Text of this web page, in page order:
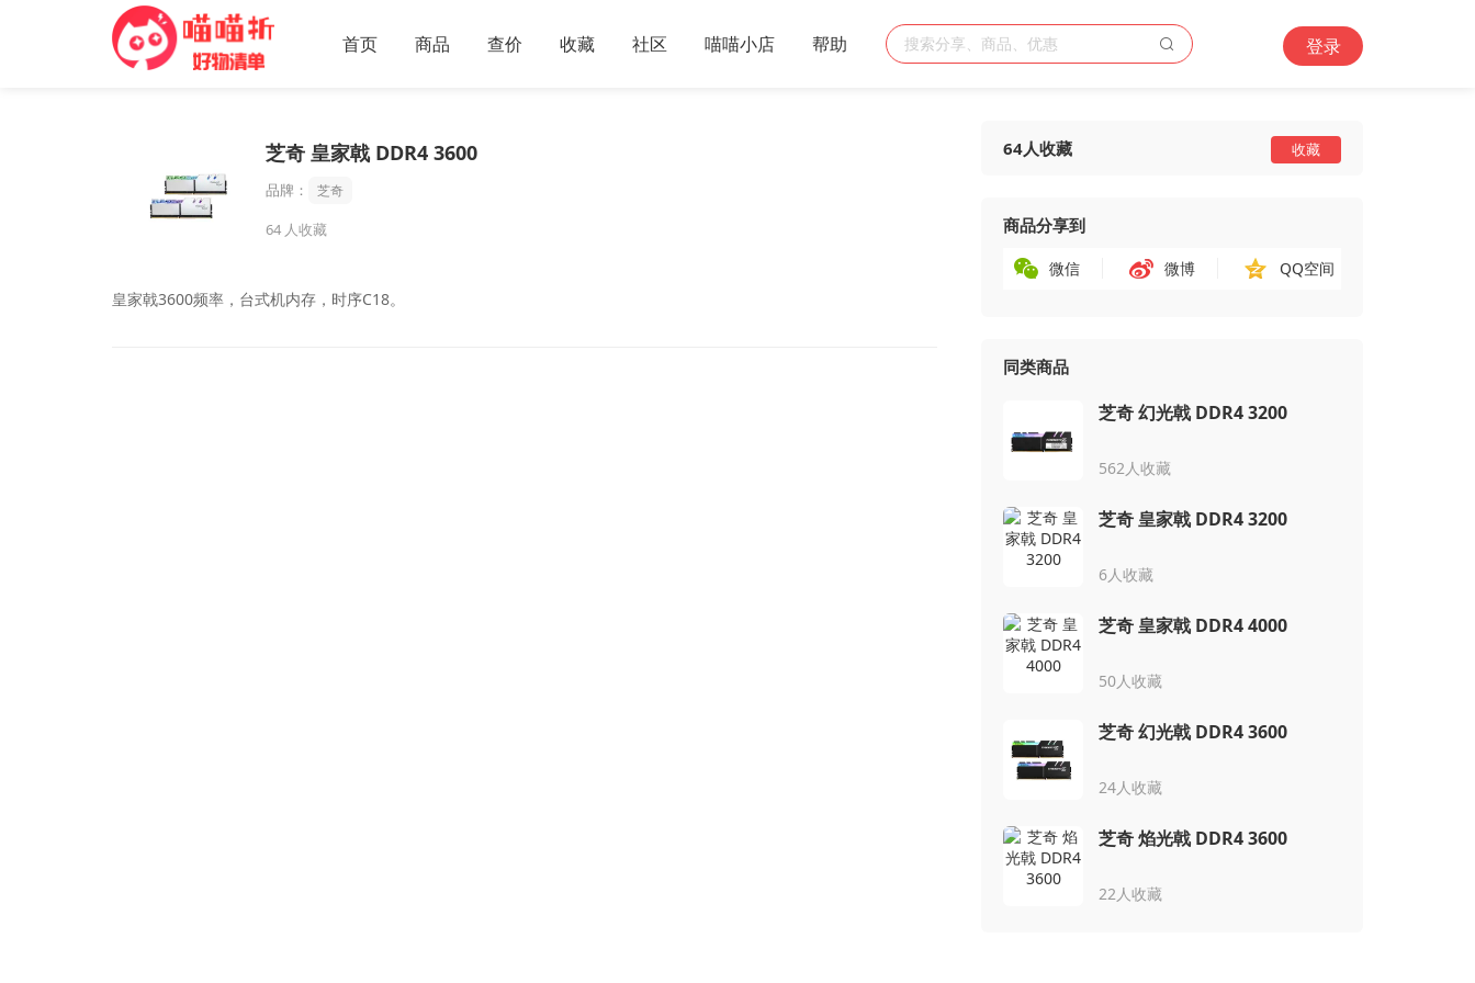
首页 商品 查价 收藏 社区 喵喵小店 帮助 登录
芝奇 皇家戟 DDR4 3600
品牌： 芝奇
64 人收藏
皇家戟3600频率，台式机内存，时序C18。
64人收藏 收藏
商品分享到
微信 微博 QQ空间
同类商品
芝奇 幻光戟 DDR4 3200
562人收藏
芝奇 皇家戟 DDR4 3200
6人收藏
芝奇 皇家戟 DDR4 4000
50人收藏
芝奇 幻光戟 DDR4 3600
24人收藏
芝奇 焰光戟 DDR4 3600
22人收藏